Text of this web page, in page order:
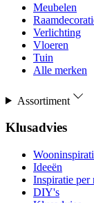
Meubelen
Verlichting
Vloeren
Tuin
Alle merken
Assortiment
Klusadvies
Ideeën
Inspiratie per
DIY's